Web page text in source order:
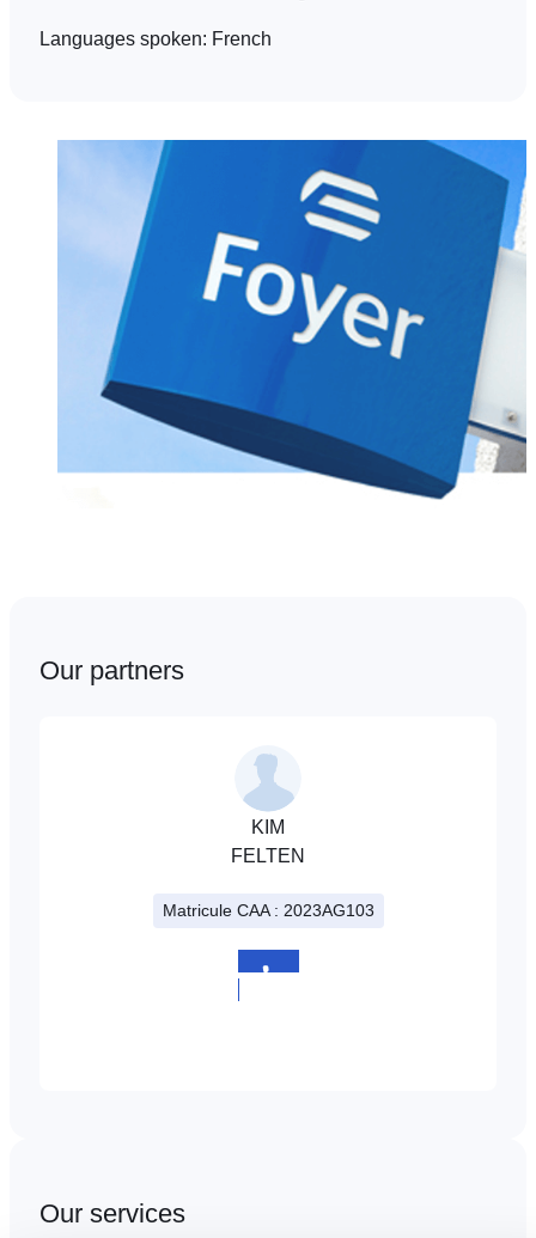
Languages spoken: French
Our partners
KIM
FELTEN
Matricule CAA : 2023AG103
Our services